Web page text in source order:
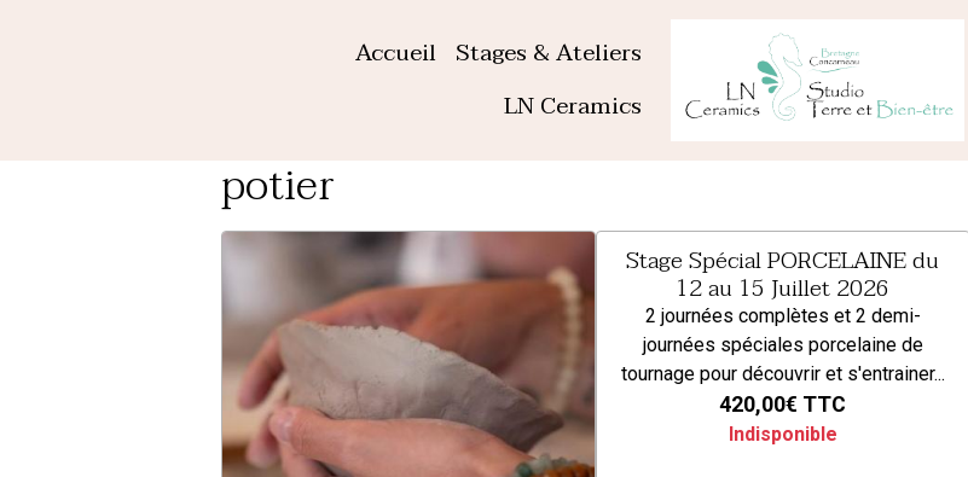
Accueil Stages & Ateliers
LN Ceramics
potier
Stage Spécial PORCELAINE du
12 au 15 Juillet 2026
2 journées complètes et 2 demi-
journées spéciales porcelaine de
tournage pour découvrir et s'entrainer...
420,00€ TTC
Indisponible